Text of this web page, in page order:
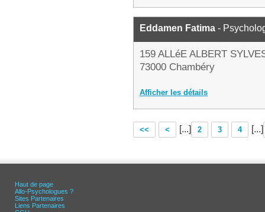
Eddamen Fatima -
159 ALLéE ALBERT
73000 Chambéry
Afficher les détails
<< < [...] 2 3 4 [...]
Haut de page
Allo-Psychologues ?
Sites Partenaires
Liens Partenaires